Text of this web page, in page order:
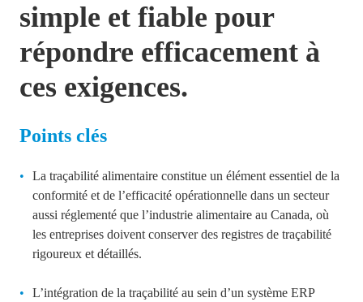
simple et fiable pour
répondre efficacement à
ces exigences.
Points clés
La traçabilité alimentaire constitue un élément essentiel de la
conformité et de l’efficacité opérationnelle dans un secteur
aussi réglementé que l’industrie alimentaire au Canada, où
les entreprises doivent conserver des registres de traçabilité
rigoureux et détaillés.
L’intégration de la traçabilité au sein d’un système ERP